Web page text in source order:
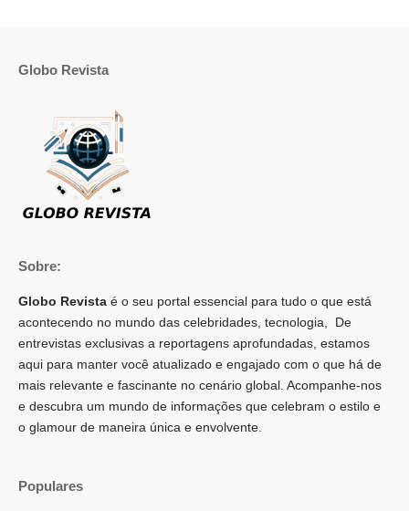
Globo Revista
Sobre:
Globo Revista é o seu portal essencial para tudo o que está
acontecendo no mundo das celebridades, tecnologia, De
entrevistas exclusivas a reportagens aprofundadas, estamos
aqui para manter você atualizado e engajado com o que há de
mais relevante e fascinante no cenário global. Acompanhe-nos
e descubra um mundo de informações que celebram o estilo e
o glamour de maneira única e envolvente.
Populares